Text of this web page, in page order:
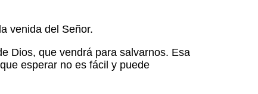
venida del Señor.
Dios, que vendrá para salvarnos. Esa
esperar no es fácil y puede